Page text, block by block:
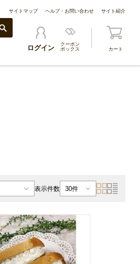
サイトマップ ヘルプ・お問い合わせ サイト紹介
ログイン
クーポン
ボックス
カート
表示件数 30件